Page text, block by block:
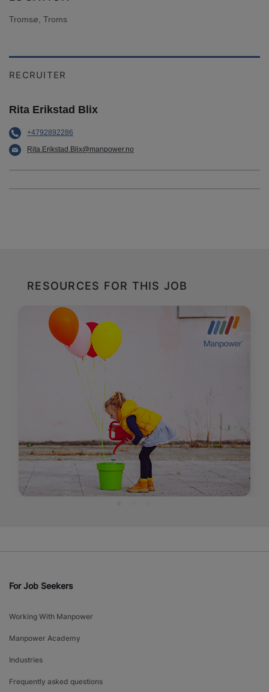
Tromsø, Troms
RECRUITER
Rita Erikstad Blix
+4792892286
Rita.Erikstad.Blix@manpower.no
RESOURCES FOR THIS JOB
For Job Seekers
Working With Manpower
Manpower Academy
Industries
Frequently asked questions